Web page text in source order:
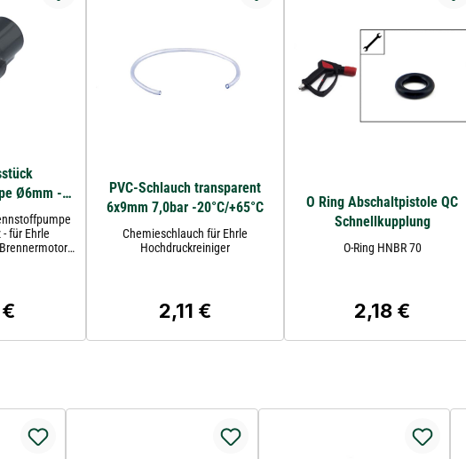
Ø6mm -
für Ehrle
Preis:
PVC-Schlauch transparent
6x9mm 7,0bar -20°C/+65°C
Chemieschlauch für Ehrle
Hochdruckreiniger
Regulärer Preis:
2,11 €
O Ring Abschaltpistole QC
Schnellkupplung
O-Ring HNBR 70
Regulärer
2,18 €